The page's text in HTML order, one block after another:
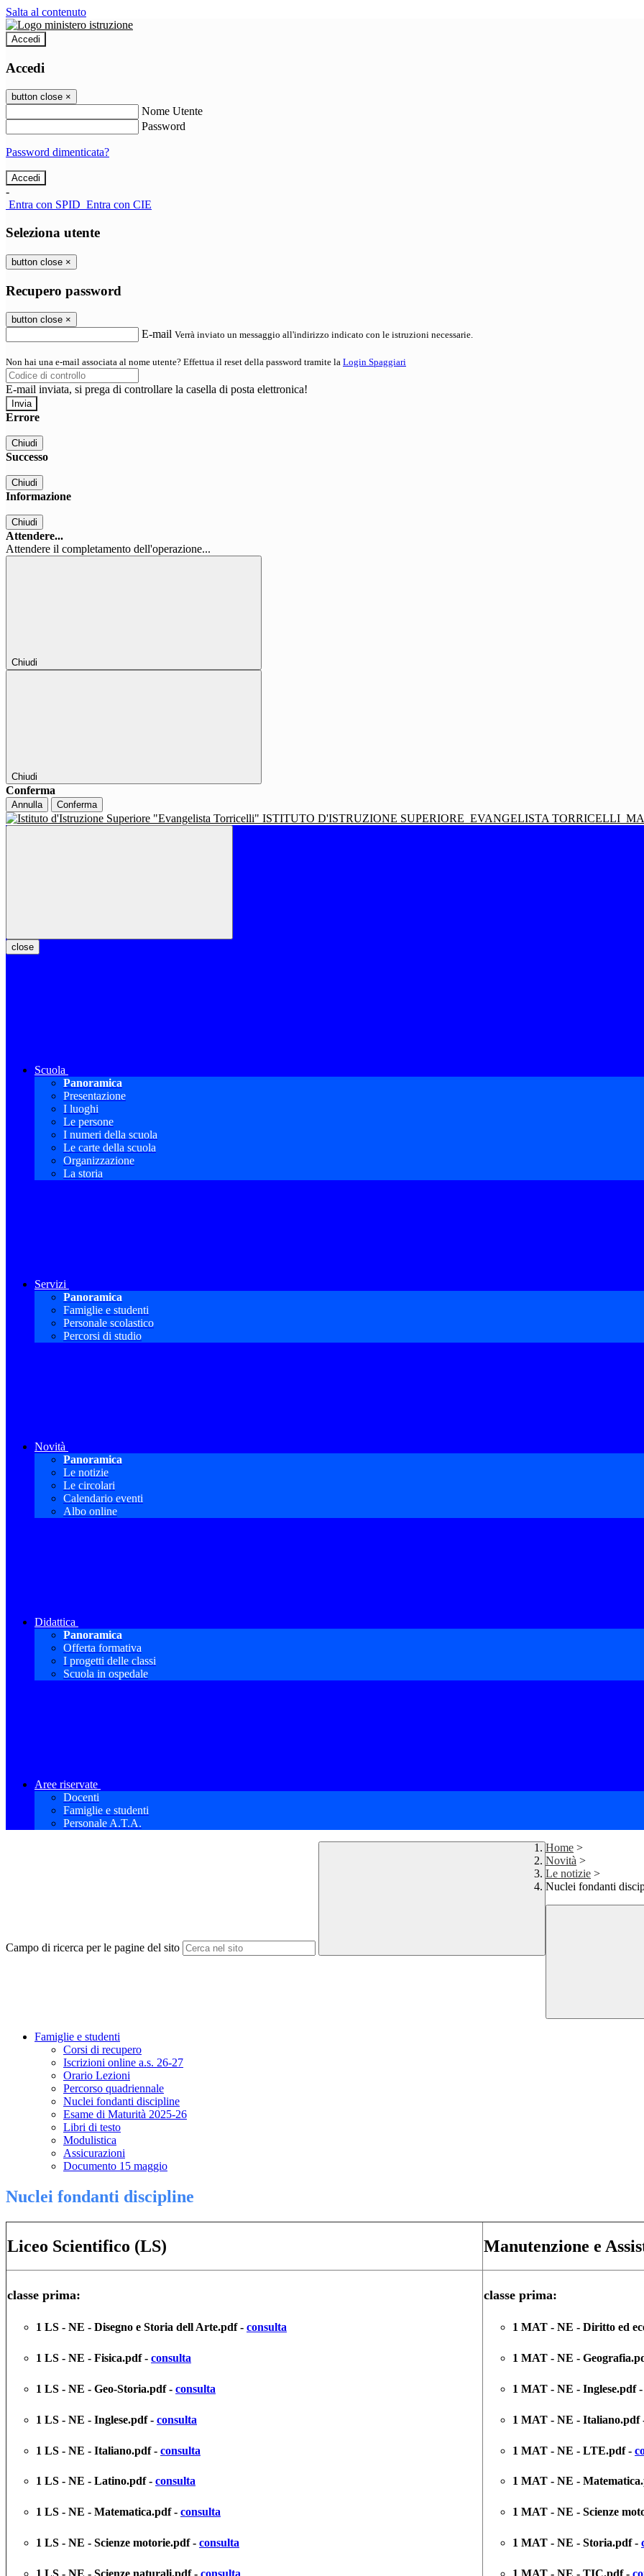
Salta al contenuto
Accedi
Accedi
button close ×
Nome Utente
Password
Password dimenticata?
-
Entra con SPID Entra con CIE
Seleziona utente
button close ×
Recupero password
button close ×
E-mail Verrà inviato un messaggio all'indirizzo indicato con le istruzioni necessarie.
Non hai una e-mail associata al nome utente? Effettua il reset della password tramite la Login Spaggiari
E-mail inviata, si prega di controllare la casella di posta elettronica!
Errore
Chiudi
Successo
Chiudi
Informazione
Chiudi
Attendere...
Attendere il completamento dell'operazione...
Chiudi
Chiudi
Conferma
Annulla Conferma
ISTITUTO D'ISTRUZIONE SUPERIORE EVANGELISTA TORRICELLI
close
Scuola
Panoramica
Presentazione
I luoghi
Le persone
I numeri della scuola
Le carte della scuola
Organizzazione
La storia
Servizi
Panoramica
Famiglie e studenti
Personale scolastico
Percorsi di studio
Novità
Panoramica
Le notizie
Le circolari
Calendario eventi
Albo online
Didattica
Panoramica
Offerta formativa
I progetti delle classi
Scuola in ospedale
Aree riservate
Docenti
Famiglie e studenti
Personale A.T.A.
Campo di ricerca per le pagine del sito
Home >
Novità >
Le notizie >
Nuclei fondanti
Famiglie e studenti
Corsi di recupero
Iscrizioni online a.s. 26-27
Orario Lezioni
Percorso quadriennale
Nuclei fondanti discipline
Esame di Maturità 2025-26
Libri di testo
Modulistica
Assicurazioni
Documento 15 maggio
Nuclei fondanti discipline
Liceo Scientifico (LS) Manutenzione e
classe prima:
1 LS - NE - Disegno e Storia dell Arte.pdf - consulta
1 LS - NE - Fisica.pdf - consulta
1 LS - NE - Geo-Storia.pdf - consulta
1 LS - NE - Inglese.pdf - consulta
1 LS - NE - Italiano.pdf - consulta
1 LS - NE - Latino.pdf - consulta
1 LS - NE - Matematica.pdf - consulta
1 LS - NE - Scienze motorie.pdf - consulta
classe prima:
1 MAT - NE - Diritto ed
1 MAT - NE -
1 MAT - NE - Inglese.pdf -
1 MAT - NE - Italiano.pdf
1 MAT - NE - LTE.pdf -
1 MAT - NE -
1 MAT - NE - Scienze
1 MAT - NE - Storia.pdf -